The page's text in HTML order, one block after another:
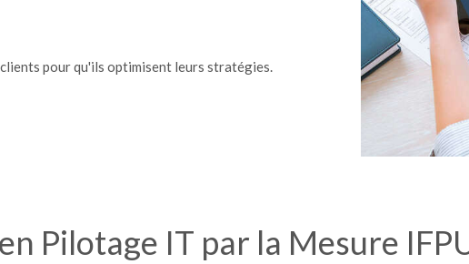
pour qu'ils optimisent leurs stratégies.
Pilotage IT par la Mesure